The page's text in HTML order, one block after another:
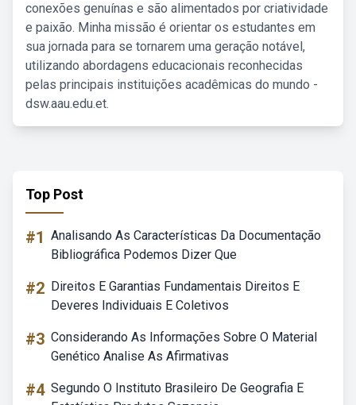
conexões genuínas e são alimentados por criatividade
e paixão. Minha missão é orientar os estudantes em
sua jornada para se tornarem uma geração notável,
utilizando abordagens educacionais reconhecidas
pelas principais instituições acadêmicas do mundo -
dsw.aau.edu.et.
Top Post
#1 Analisando As Características Da Documentação
Bibliográfica Podemos Dizer Que
#2 Direitos E Garantias Fundamentais Direitos E
Deveres Individuais E Coletivos
#3 Considerando As Informações Sobre O Material
Genético Analise As Afirmativas
#4 Segundo O Instituto Brasileiro De Geografia E